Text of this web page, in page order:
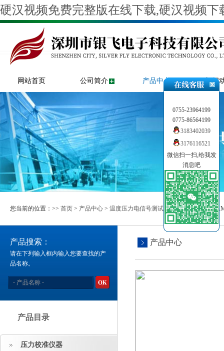
硬汉视频免费完整版在线下载,硬汉视频
网站首页 公司简介 产品中心 新闻
您当前的位置：>> 首页 > 产品中心 > 温度压力电信号测试仪>压力校验仪>>
产品搜索：
请在下列输入框内输入您要查找的产
品名称。
产品目录
压力校准仪器
产品中心
0755-23964199
0775-86564199
3183402039
3176116521
微信扫一扫,给我发
消息吧